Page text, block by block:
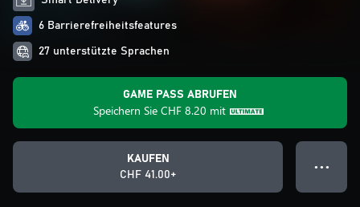
6 Barrierefreiheitsfeatures
27 unterstützte Sprachen
GAME PASS ABRUFEN
Speichern Sie CHF 8.20 mit
KAUFEN
CHF 41.00+
● ● ●